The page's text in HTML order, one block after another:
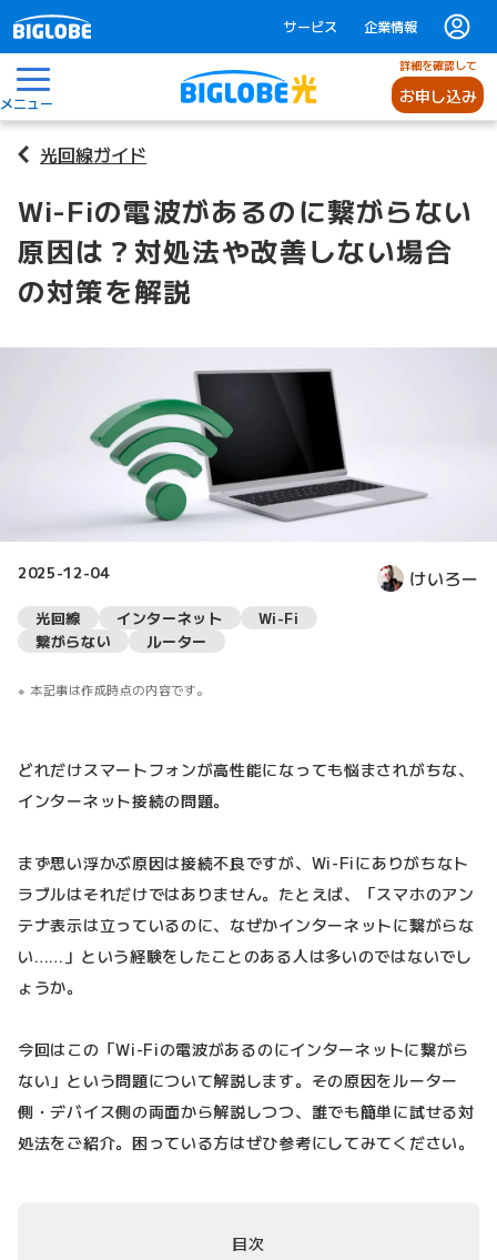
サービス 企業情報
メニュー
詳細を確認して
お申し込み
光回線ガイド
Wi-Fiの電波があるのに繋がらない
原因は？対処法や改善しない場合
の対策を解説
2025-12-04 けいろー
光回線 インターネット
Wi-Fi
繋がらない
ルーター
本記事は作成時点の内容です。
どれだけスマートフォンが高性能になっても悩まされがちな、
インターネット接続の問題。
まず思い浮かぶ原因は接続不良ですが、Wi-Fiにありがちなト
ラブルはそれだけではありません。たとえば、「スマホのアン
テナ表示は立っているのに、なぜかインターネットに繋がらな
い……」という経験をしたことのある人は多いのではないでし
ょうか。
今回はこの「Wi-Fiの電波があるのにインターネットに繋がら
ない」という問題について解説します。その原因をルーター
側・デバイス側の両面から解説しつつ、誰でも簡単に試せる対
処法をご紹介。困っている方はぜひ参考にしてみてください。
目次